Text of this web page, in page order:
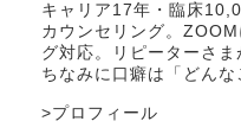
キャリア17年・臨床
カウンセリング。
グ対応。リピーターさま
ちなみに口癖は「どんな
>プロフィール